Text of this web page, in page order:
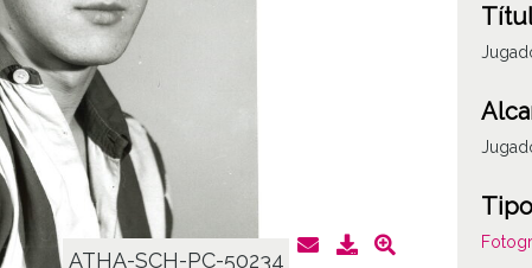
ATHA-SCH-PC-50234